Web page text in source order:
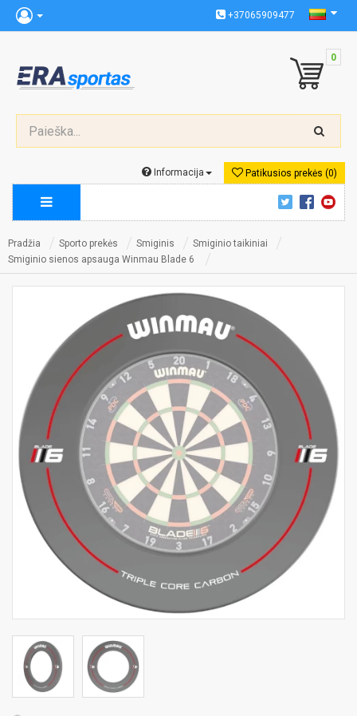
+37065909477
0
Patikusios prekės (0)
Informacija
Pradžia Sporto prekės Smiginis
Smiginio taikiniai
Smiginio sienos apsauga Winmau Blade 6